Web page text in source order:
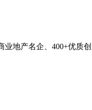
地产名企、400+优质